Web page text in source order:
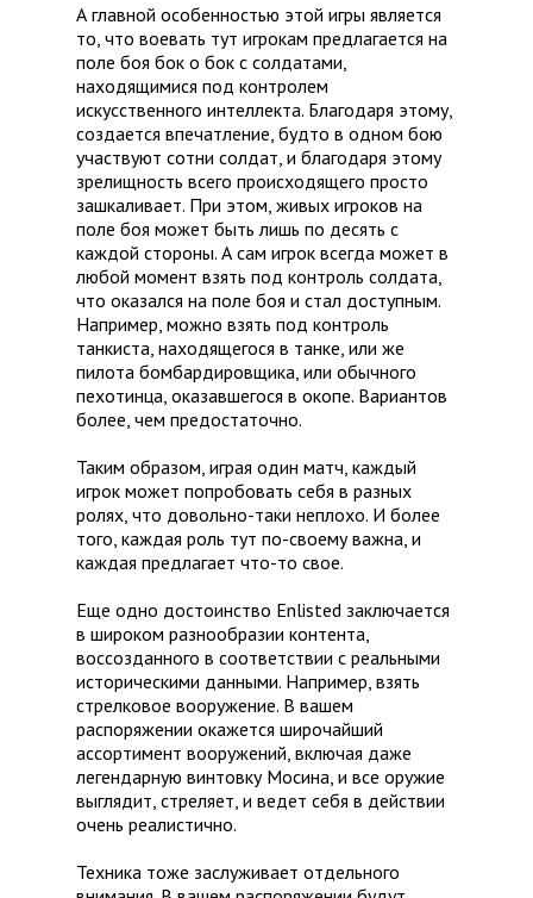
А главной особенностью этой игры является
то, что воевать тут игрокам предлагается на
поле боя бок о бок с солдатами,
находящимися под контролем
искусственного интеллекта. Благодаря этому,
создается впечатление, будто в одном бою
участвуют сотни солдат, и благодаря этому
зрелищность всего происходящего просто
зашкаливает. При этом, живых игроков на
поле боя может быть лишь по десять с
каждой стороны. А сам игрок всегда может в
любой момент взять под контроль солдата,
что оказался на поле боя и стал доступным.
Например, можно взять под контроль
танкиста, находящегося в танке, или же
пилота бомбардировщика, или обычного
пехотинца, оказавшегося в окопе. Вариантов
более, чем предостаточно.
Таким образом, играя один матч, каждый
игрок может попробовать себя в разных
ролях, что довольно-таки неплохо. И более
того, каждая роль тут по-своему важна, и
каждая предлагает что-то свое.
Еще одно достоинство Enlisted заключается
в широком разнообразии контента,
воссозданного в соответствии с реальными
историческими данными. Например, взять
стрелковое вооружение. В вашем
распоряжении окажется широчайший
ассортимент вооружений, включая даже
легендарную винтовку Мосина, и все оружие
выглядит, стреляет, и ведет себя в действии
очень реалистично.
Техника тоже заслуживает отдельного